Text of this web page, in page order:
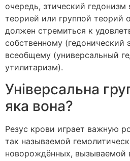
очередь, этический гедонизм
теорией или группой теорий
должен стремиться к
собственному (гедонический
всеобщему (универсальный
утилитаризм).
Універсальна
яка вона?
Резус крови играет важную
так называемой
новорождённых, вызываемой